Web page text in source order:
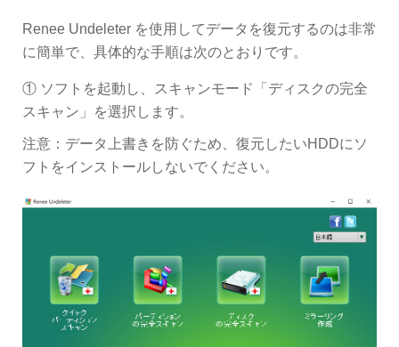
Renee Undeleter を使用してデータを復元するのは非常
に簡単で、具体的な手順は次のとおりです。
① ソフトを起動し、スキャンモード「ディスクの完全
スキャン」を選択します。
注意：データ上書きを防ぐため、復元したいHDDにソ
フトをインストールしないでください。